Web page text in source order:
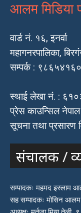
आलम मिडिया
वार्ड नं. १६, इनर्वा
महागनरपालिका,
सम्पर्क :
स्थाई लेखा नं. :
प्रेस काउन्सिल
सूचना तथा
संचालक /
सम्पादकः महमद इस्लाम
सह सम्पादकः मोसिन आलम